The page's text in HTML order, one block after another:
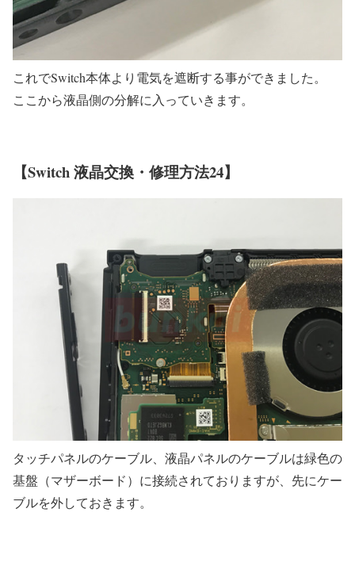
これでSwitch本体より電気を遮断する事ができました。
ここから液晶側の分解に入っていきます。
【Switch 液晶交換・修理方法24】
タッチパネルのケーブル、液晶パネルのケーブルは緑色の
基盤（マザーボード）に接続されておりますが、先にケー
ブルを外しておきます。